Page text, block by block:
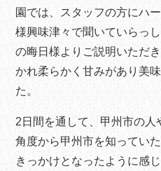
園では、スタッフの方にハ
様興味津々で聞いていらっ
の晦日様よりご説明いただ
かれ柔らかく甘みがあり美
た。
2日間を通して、甲州市の
角度から甲州市を知ってい
きっかけとなったように感